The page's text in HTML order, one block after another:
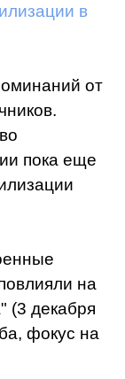
в
от
пока еще
на
(3 декабря
фокус на